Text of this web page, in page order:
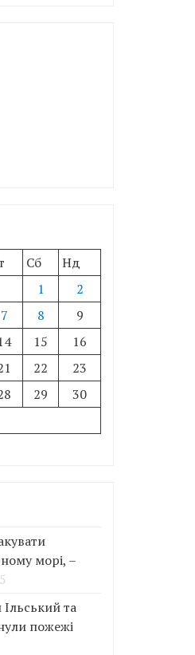
Сб
Нд
1
2
7 8
9
15
16
22
23
29
30
морі, –
та
пожежі